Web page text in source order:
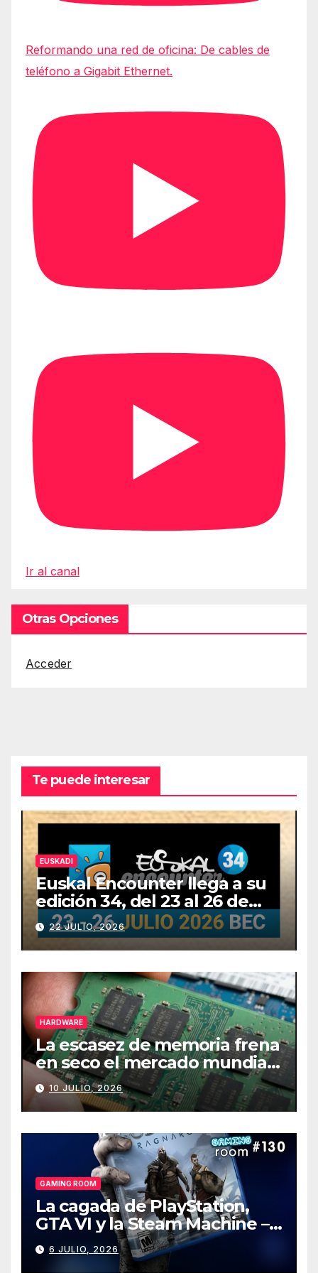
Reformando una red de oficina: De cables de
teléfono a Gigabit Ethernet.
Ir al canal
Otras Opciones
Acceder
Te puede interesar
EUSKADI
Euskal Encounter llega a su
edición 34, del 23 al 26 de
julio
22 JULIO, 2026
HARDWARE
La escasez de memoria frena
en seco el mercado mundial
de PCs
10 JULIO, 2026
GAMING ROOM
La cagada de PlayStation,
GTA VI y la Steam Machine –
Gaming Room #130
6 JULIO, 2026